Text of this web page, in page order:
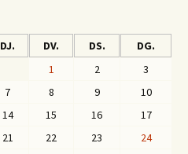
DJ. DV. DS.
DG.
1
2
3
7 8 9
10
14 15 16
17
21 22 23
24